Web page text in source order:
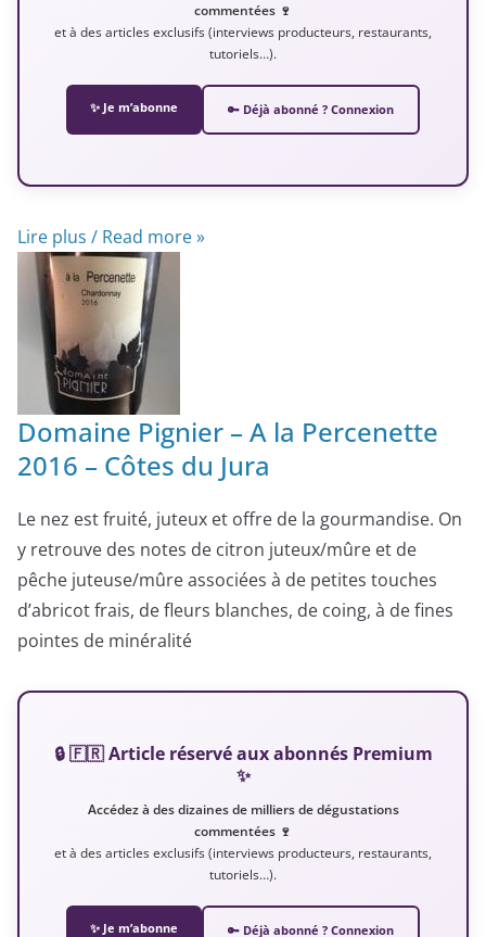
commentées 🍷
et à des articles exclusifs (interviews producteurs, restaurants,
tutoriels…).
✨ Je m’abonne 🔑 Déjà abonné ? Connexion
Lire plus / Read more »
Domaine Pignier – A la Percenette
2016 – Côtes du Jura
Le nez est fruité, juteux et offre de la gourmandise. On
y retrouve des notes de citron juteux/mûre et de
pêche juteuse/mûre associées à de petites touches
d’abricot frais, de fleurs blanches, de coing, à de fines
pointes de minéralité
🔒 🇫🇷 Article réservé aux abonnés Premium
✨
Accédez à des dizaines de milliers de dégustations
commentées 🍷
et à des articles exclusifs (interviews producteurs, restaurants,
tutoriels…).
✨ Je m’abonne 🔑 Déjà abonné ? Connexion